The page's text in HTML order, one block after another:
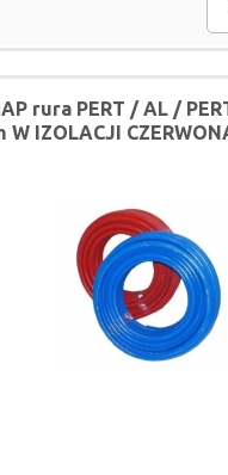
rura PERT / AL /
W IZOLACJI